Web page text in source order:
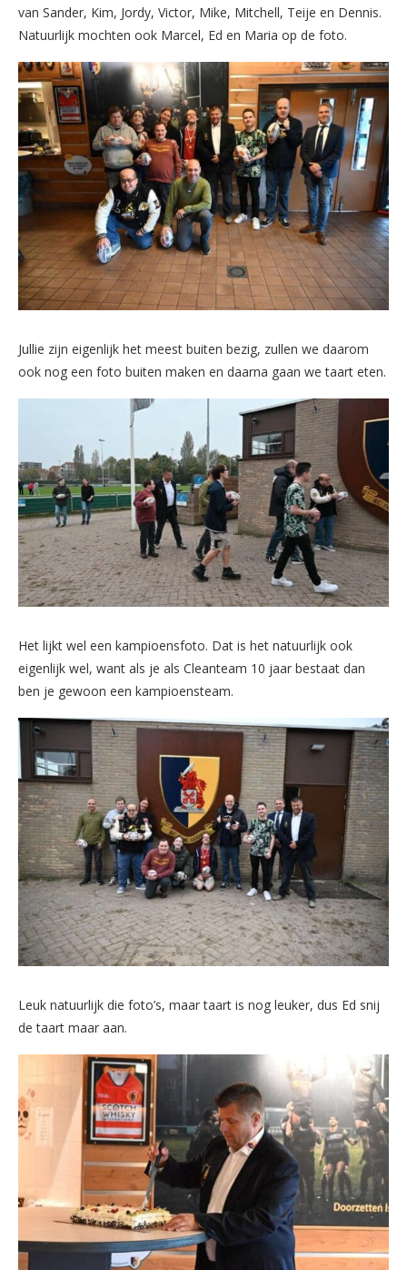
van Sander, Kim, Jordy, Victor, Mike, Mitchell, Teije en Dennis.
Natuurlijk mochten ook Marcel, Ed en Maria op de foto.
Jullie zijn eigenlijk het meest buiten bezig, zullen we daarom
ook nog een foto buiten maken en daarna gaan we taart eten.
Het lijkt wel een kampioensfoto. Dat is het natuurlijk ook
eigenlijk wel, want als je als Cleanteam 10 jaar bestaat dan
ben je gewoon een kampioensteam.
Leuk natuurlijk die foto’s, maar taart is nog leuker, dus Ed snij
de taart maar aan.